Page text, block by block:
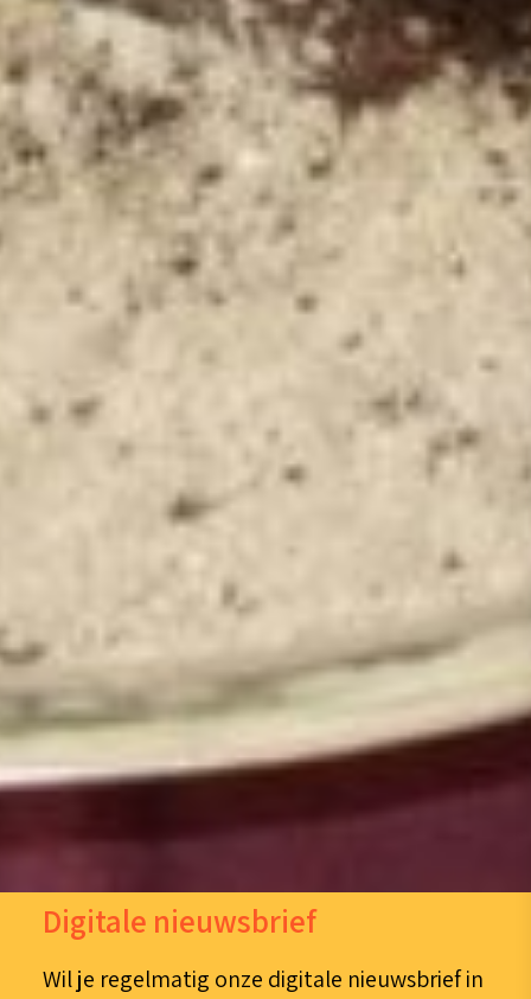
geen vastendag) zou je elk kind één snoepje
kunnen laten kiezen om op te eten. Aan het
einde van de Veertigdagentijd zou je per
snoepje wat geld kunnen geven wat je kind
aan de missie kan schenken. Kies samen met
je kind(eren) een goed doel uit waar zij dan
de snoepjes voor sparen (bijv. een project
Kerk in Nood).
Digitale nieuwsbrief
Wil je regelmatig onze digitale nieuwsbrief in